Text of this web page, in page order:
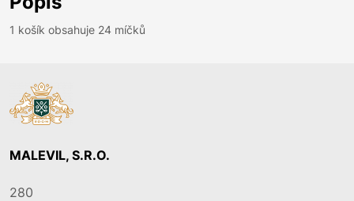
1 košík obsahuje 24 míčků
MALEVIL, S.R.O.
280